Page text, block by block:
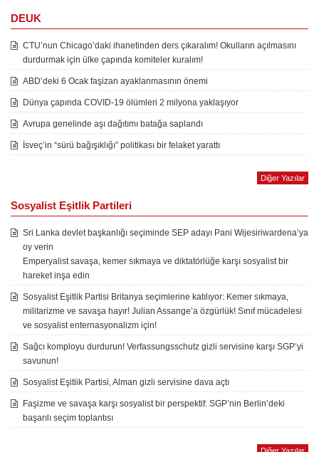
DEUK
CTU’nun Chicago’daki ihanetinden ders çıkaralım! Okulların açılmasını
durdurmak için ülke çapında komiteler kuralım!
ABD’deki 6 Ocak faşizan ayaklanmasının önemi
Dünya çapında COVID-19 ölümleri 2 milyona yaklaşıyor
Avrupa genelinde aşı dağıtımı batağa saplandı
İsveç’in “sürü bağışıklığı” politikası bir felaket yarattı
Diğer Yazılar
Sosyalist Eşitlik Partileri
Sri Lanka devlet başkanlığı seçiminde SEP adayı Pani Wijesiriwardena’ya
oy verin
Emperyalist savaşa, kemer sıkmaya ve diktatörlüğe karşı sosyalist bir
hareket inşa edin
Sosyalist Eşitlik Partisi Britanya seçimlerine katılıyor: Kemer sıkmaya,
militarizme ve savaşa hayır! Julian Assange’a özgürlük! Sınıf mücadelesi
ve sosyalist enternasyonalizm için!
Sağcı komployu durdurun! Verfassungsschutz gizli servisine karşı SGP’yi
savunun!
Sosyalist Eşitlik Partisi, Alman gizli servisine dava açtı
Faşizme ve savaşa karşı sosyalist bir perspektif: SGP’nin Berlin’deki
başarılı seçim toplantısı